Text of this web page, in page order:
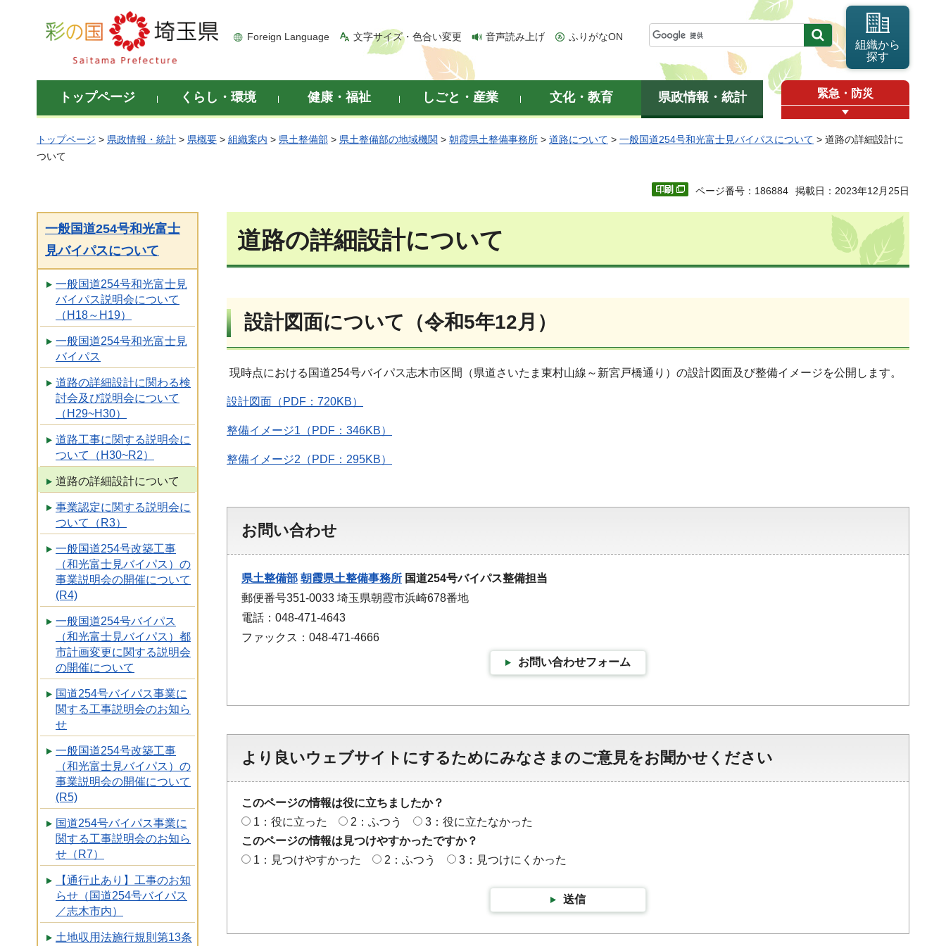
彩の国 埼玉県
Foreign Language 文字サイズ・色合い変更 音声読み上げ ふりがなON
組織から
探す
トップページ くらし・環境 健康・福祉 しごと・産業 文化・教育 県政情報・統計 緊急・防災
トップページ > 県政情報・統計 > 県概要 > 組織案内 > 県土整備部 > 県土整備部の地域機関 > 朝霞県土整備事務所 > 道路について > 一般国道254号和光富士見バイパスについて > 道路の詳細設計に
ついて
ページ番号：186884 掲載日：2023年12月25日
一般国道254号和光富士
見バイパスについて
一般国道254号和光富士見
バイパス説明会について
（H18～H19）
一般国道254号和光富士見
バイパス
道路の詳細設計に関わる検
討会及び説明会について
（H29~H30）
道路工事に関する説明会に
ついて（H30~R2）
道路の詳細設計について
事業認定に関する説明会に
ついて（R3）
一般国道254号改築工事
（和光富士見バイパス）の
事業説明会の開催について
(R4)
一般国道254号バイパス
（和光富士見バイパス）都
市計画変更に関する説明会
の開催について
国道254号バイパス事業に
関する工事説明会のお知ら
せ
一般国道254号改築工事
（和光富士見バイパス）の
事業説明会の開催について
(R5)
国道254号バイパス事業に
関する工事説明会のお知ら
せ（R7）
【通行止あり】工事のお知
らせ（国道254号バイパス
／志木市内）
土地収用法施行規則第13条
道路の詳細設計について
設計図面について（令和5年12月）
現時点における国道254号バイパス志木市区間（県道さいたま東村山線～新宮戸橋通り）の設計図面及び整備イメージを公開します。
設計図面（PDF：720KB）
整備イメージ1（PDF：346KB）
整備イメージ2（PDF：295KB）
お問い合わせ
県土整備部 朝霞県土整備事務所 国道254号バイパス整備担当
郵便番号351-0033 埼玉県朝霞市浜崎678番地
電話：048-471-4643
ファックス：048-471-4666
お問い合わせフォーム
より良いウェブサイトにするためにみなさまのご意見をお聞かせください
このページの情報は役に立ちましたか？
1：役に立った
2：ふつう
3：役に立たなかった
このページの情報は見つけやすかったですか？
1：見つけやすかった
2：ふつう 3：見つけにくかった
送信